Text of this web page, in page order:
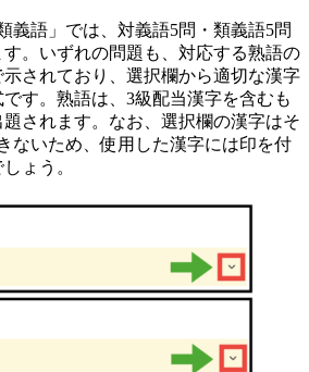
義語」では、対義語5問・類義語5問
。いずれの問題も、対応する熟語の
されており、選択欄から適切な漢字
す。熟語は、3級配当漢字を含むも
されます。なお、選択欄の漢字はそ
ないため、使用した漢字には印を付
ょう。